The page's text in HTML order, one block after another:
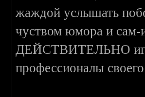
жаждой услышать
чуством юмора и сам-
ДЕЙСТВИТЕЛЬНО
профессионалы